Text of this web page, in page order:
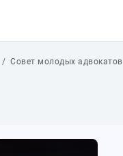
Совет молодых адвокатов